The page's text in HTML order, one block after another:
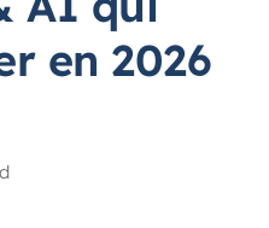
en 2026